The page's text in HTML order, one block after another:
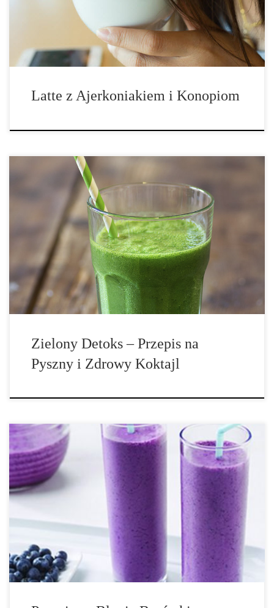
ziela angielskiego, • ⅛ łyżeczki gałki muszkatołowej, […]
Latte z Ajerkoniakiem i Konopiom
Składniki: • ¾ szklanki jarmużu, • ¼ ogórka, • 1 łodyga selera, •
pół cytryny, bez skórki, • pół mrożonego banana, • ¼ szklanki
ananasa, świeżego lub z zalewy, • 3 łyżki nasion konopi, • ½
szklanki niesłodzonego mleka migdałowego, […]
Zielony Detoks – Przepis na
Pyszny i Zdrowy Koktajl
Składniki: (na dwie porcje) • 2 filiżanki czekoladowego proszku
protein z konopi, • 1 łyżka nasion konopi, • 1 szklanka borówek, •
2 łyżki masła kokosowego lub oleju kokosowego, • 1 łyżeczka
cynamonu, • 2 łyżki kakao. Jak przyrządzić: 1. […]